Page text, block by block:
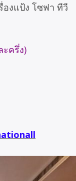
องแป้ง โซฟา ทีวี
ครึ่ง)